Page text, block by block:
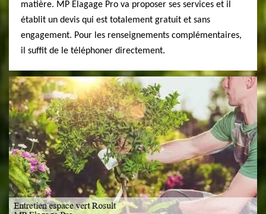
matière. MP Elagage Pro va proposer ses services et il
établit un devis qui est totalement gratuit et sans
engagement. Pour les renseignements complémentaires,
il suffit de le téléphoner directement.